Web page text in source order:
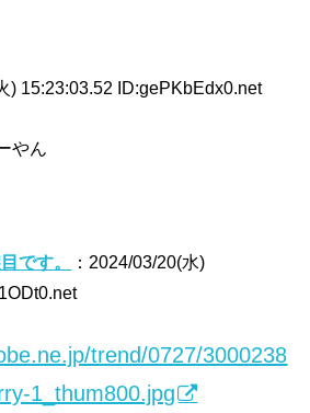
) 15:23:03.52 ID:gePKbEdx0.net
やん
です。
：2024/03/20(水)
trend/0727/3000238
1_thum800.jpg